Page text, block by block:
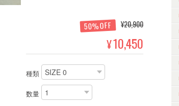
50%OFF ¥20,900
¥10,450
種類
数量